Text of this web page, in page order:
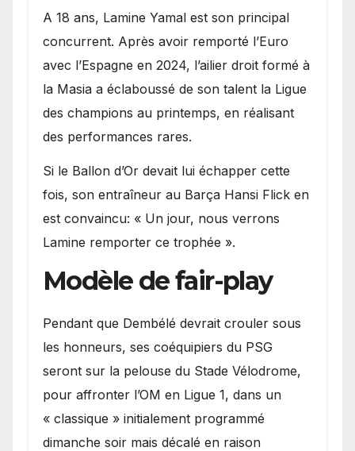
A 18 ans, Lamine Yamal est son principal
concurrent. Après avoir remporté l’Euro
avec l’Espagne en 2024, l’ailier droit formé à
la Masia a éclaboussé de son talent la Ligue
des champions au printemps, en réalisant
des performances rares.
Si le Ballon d’Or devait lui échapper cette
fois, son entraîneur au Barça Hansi Flick en
est convaincu: « Un jour, nous verrons
Lamine remporter ce trophée ».
Modèle de fair-play
Pendant que Dembélé devrait crouler sous
les honneurs, ses coéquipiers du PSG
seront sur la pelouse du Stade Vélodrome,
pour affronter l’OM en Ligue 1, dans un
« classique » initialement programmé
dimanche soir mais décalé en raison